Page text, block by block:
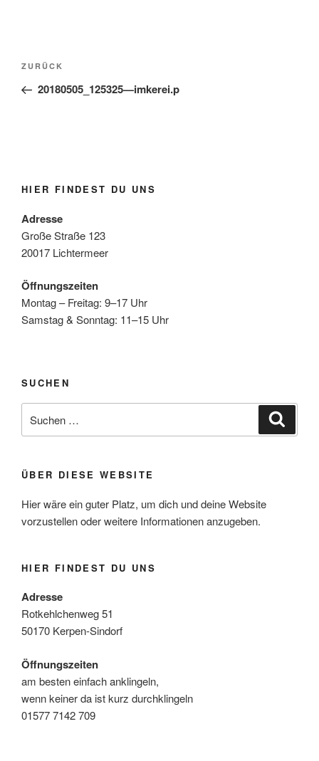
Beitragsnavigation
Vorheriger
Beitrag
ZURÜCK
20180505_125325—imkerei.p
HIER FINDEST DU UNS
Adresse
Große Straße 123
20017 Lichtermeer
Öffnungszeiten
Montag – Freitag: 9–17 Uhr
Samstag & Sonntag: 11–15 Uhr
SUCHEN
nach:
ÜBER DIESE WEBSITE
Hier wäre ein guter Platz, um dich und deine Website
vorzustellen oder weitere Informationen anzugeben.
HIER FINDEST DU UNS
Adresse
Rotkehlchenweg 51
50170 Kerpen-Sindorf
Öffnungszeiten
am besten einfach anklingeln,
wenn keiner da ist kurz durchklingeln
01577 7142 709